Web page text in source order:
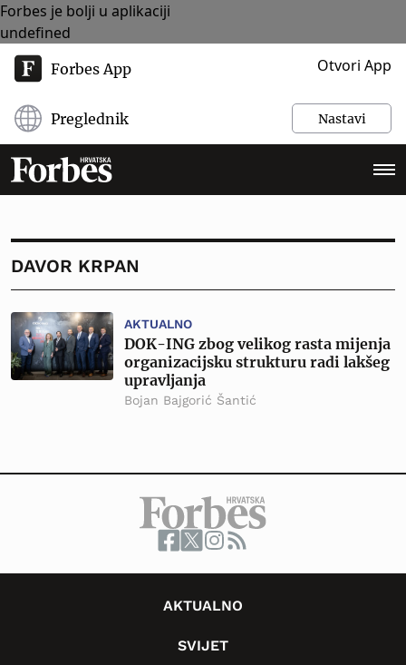
Forbes je bolji u aplikaciji
undefined
Forbes App Otvori App
Preglednik Nastavi
DAVOR KRPAN
AKTUALNO
DOK-ING zbog velikog rasta mijenja
organizacijsku strukturu radi lakšeg
upravljanja
Bojan Bajgorić Šantić
AKTUALNO
SVIJET